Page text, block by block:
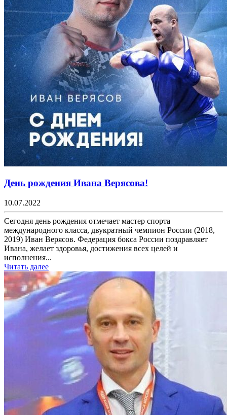
День рождения Ивана Верясова!
10.07.2022
Сегодня день рождения отмечает мастер спорта
международного класса, двукратный чемпион России (2018,
2019) Иван Верясов. Федерация бокса России поздравляет
Ивана, желает здоровья, достижения всех целей и
исполнения...
Читать далее